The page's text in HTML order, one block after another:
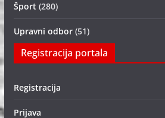
Šport (280)
Upravni odbor(51)
Registracija portala
Registracija
Prijava